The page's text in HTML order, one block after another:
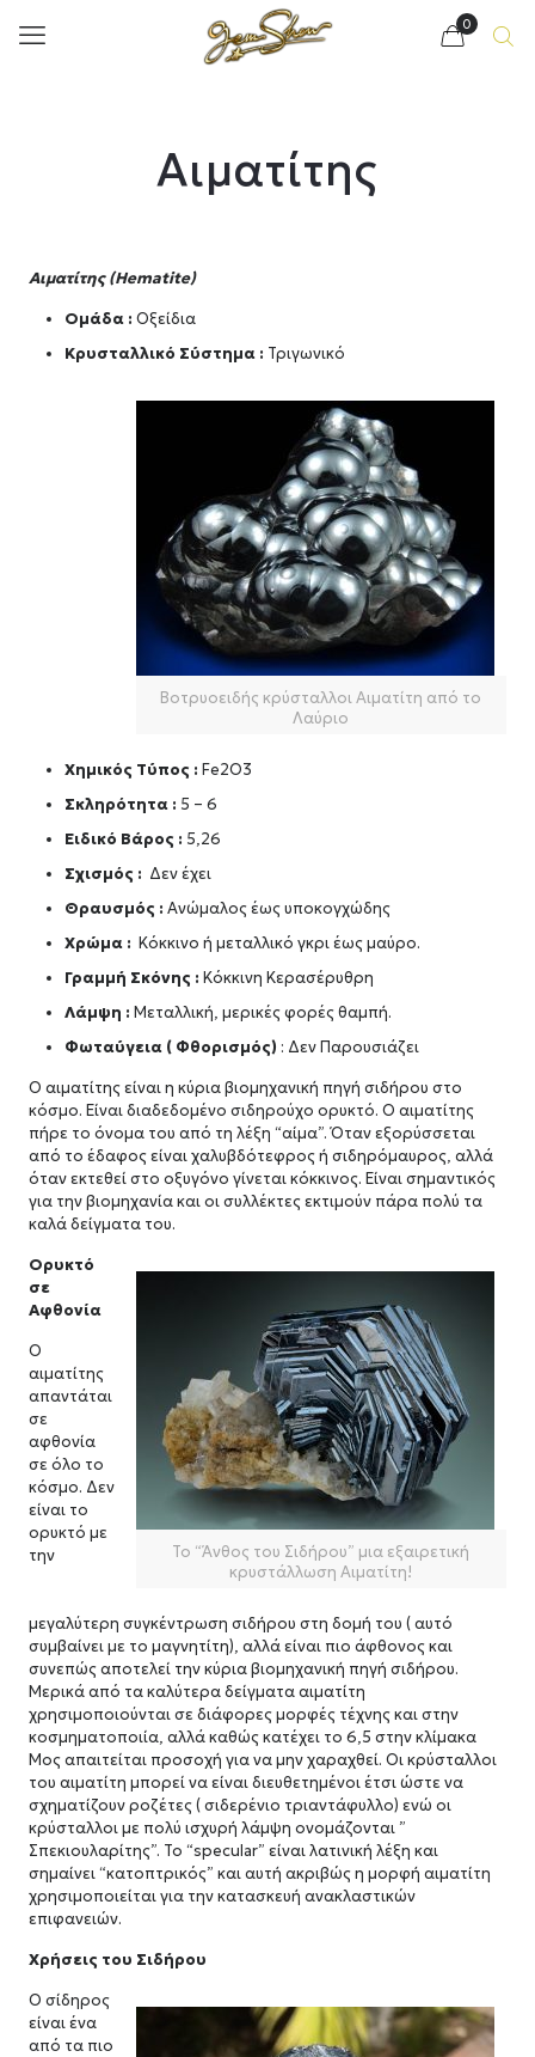
0
Αιματίτης
Αιματίτης (Hematite)
Ομάδα :Οξείδια
Κρυσταλλικό Σύστημα : Τριγωνικό
Βοτρυοειδής κρύσταλλοι Αιματίτη από το
Λαύριο
Χημικός Τύπος :Fe2O3
Σκληρότητα : 5 – 6
Ειδικό Βάρος : 5,26
Σχισμός : Δεν έχει
Θραυσμός : Ανώμαλος έως υποκογχώδης
Χρώμα : Κόκκινο ή μεταλλικό γκρι έως μαύρο.
Γραμμή Σκόνης :Κόκκινη Κερασέρυθρη
Λάμψη :Μεταλλική, μερικές φορές θαμπή.
Φωταύγεια ( Φθορισμός) : Δεν Παρουσιάζει
Ο αιματίτης είναι η κύρια βιομηχανική πηγή σιδήρου στο
κόσμο. Είναι διαδεδομένο σιδηρούχο ορυκτό. Ο αιματίτης
πήρε το όνομα του από τη λέξη “αίμα”. Όταν εξορύσσεται
από το έδαφος είναι χαλυβδότεφρος ή σιδηρόμαυρος, αλλά
όταν εκτεθεί στο οξυγόνο γίνεται κόκκινος. Είναι σημαντικός
για την βιομηχανία και οι συλλέκτες εκτιμούν πάρα πολύ τα
καλά δείγματα του.
Το “Άνθος του Σιδήρου” μια εξαιρετική
κρυστάλλωση Αιματίτη!
Ορυκτό
σε
Αφθονία
Ο
αιματίτης
απαντάται
σε
αφθονία
σε όλο το
κόσμο. Δεν
είναι το
ορυκτό με
την
μεγαλύτερη συγκέντρωση σιδήρου στη δομή του ( αυτό
συμβαίνει με το μαγνητίτη), αλλά είναι πιο άφθονος και
συνεπώς αποτελεί την κύρια βιομηχανική πηγή σιδήρου.
Μερικά από τα καλύτερα δείγματα αιματίτη
χρησιμοποιούνται σε διάφορες μορφές τέχνης και στην
κοσμηματοποιία, αλλά καθώς κατέχει το 6,5 στην κλίμακα
Μος απαιτείται προσοχή για να μην χαραχθεί. Οι κρύσταλλοι
του αιματίτη μπορεί να είναι διευθετημένοι έτσι ώστε να
σχηματίζουν ροζέτες ( σιδερένιο τριαντάφυλλο) ενώ οι
κρύσταλλοι με πολύ ισχυρή λάμψη ονομάζονται ”
Σπεκιουλαρίτης”. Το “specular” είναι λατινική λέξη και
σημαίνει “κατοπτρικός” και αυτή ακριβώς η μορφή αιματίτη
χρησιμοποιείται για την κατασκευή ανακλαστικών
επιφανειών.
Χρήσεις του Σιδήρου
Ο σίδηρος
είναι ένα
από τα πιο